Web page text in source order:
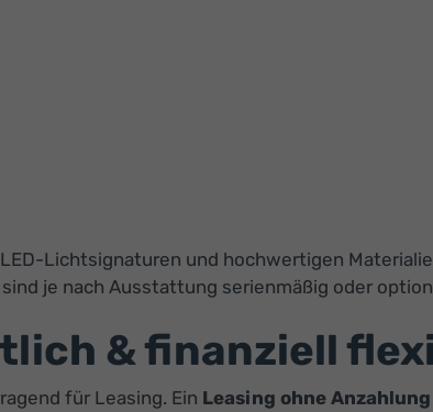
Lichtsignaturen und hochwertigen
je nach Ausstattung serienmäßig oder
& finanziell
für Leasing. Ein Leasing ohne Anzahlung